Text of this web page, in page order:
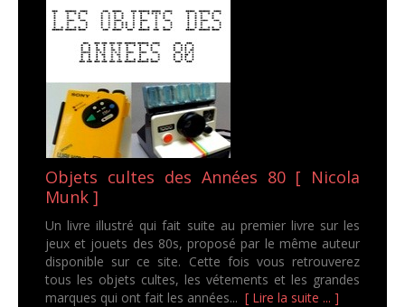
Objets cultes des Années 80 [ Nicola
Munk ]
Un livre illustré qui fait suite au premier livre sur les
jeux et jouets des 80s, proposé par le même auteur
disponible sur ce site. Cette fois vous retrouverez
tous les objets cultes, les vétements et les grandes
marques qui ont fait les années... [ Lire la suite ... ]